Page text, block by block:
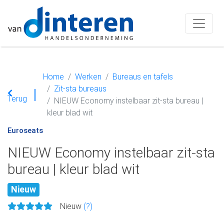
Terug
Home Werken
Bureaus en tafels
Zit-sta bureaus
NIEUW Economy instelbaar zit-sta bureau |
kleur blad wit
Euroseats
NIEUW Economy instelbaar zit-sta
bureau | kleur blad wit
Nieuw
Nieuw (?)